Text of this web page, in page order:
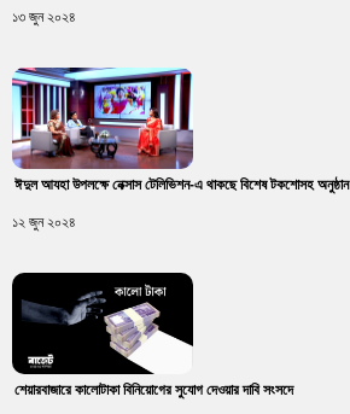
১৩ জুন ২০২৪
ঈদুল আযহা উপলক্ষে নেক্সাস টেলিভিশন-এ থাকছে বিশেষ টকশোসহ অনুষ্ঠান
১২ জুন ২০২৪
শেয়ারবাজারে কালোটাকা বিনিয়োগের সুযোগ দেওয়ার দাবি সংসদে